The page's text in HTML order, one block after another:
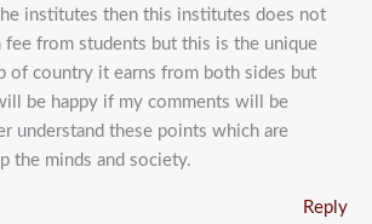
institutes then this institutes does not
from students but this is the unique
of country it earns from both sides but
be happy if my comments will be
understand these points which are
the minds and society.
Reply